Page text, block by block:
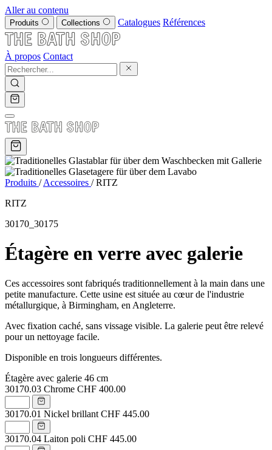
Aller au contenu
Produits Collections Catalogues Références
À propos Contact
Produits / Accessoires / RITZ
RITZ
30170_30175
Étagère en verre avec galerie
Ces accessoires sont fabriqués traditionnellement à la main dans une
petite manufacture. Cette usine est située au cœur de l'industrie
métallurgique, à Birmingham, en Angleterre.
Avec fixation caché, sans vissage visible. La galerie peut être relevé
pour un nettoyage facile.
Disponible en trois longueurs différentes.
Étagère avec galerie 46 cm
30170.03 Chrome CHF 400.00
30170.01 Nickel brillant CHF 445.00
30170.04 Laiton poli CHF 445.00